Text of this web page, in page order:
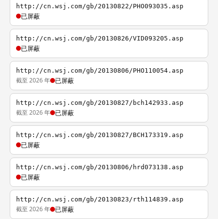
http://cn.wsj.com/gb/20130822/PHO093035.asp
已屏蔽
http://cn.wsj.com/gb/20130826/VID093205.asp
已屏蔽
http://cn.wsj.com/gb/20130806/PHO110054.asp
截至 2026 年 已屏蔽
http://cn.wsj.com/gb/20130827/bch142933.asp
截至 2026 年 已屏蔽
http://cn.wsj.com/gb/20130827/BCH173319.asp
已屏蔽
http://cn.wsj.com/gb/20130806/hrd073138.asp
已屏蔽
http://cn.wsj.com/gb/20130823/rth114839.asp
截至 2026 年 已屏蔽